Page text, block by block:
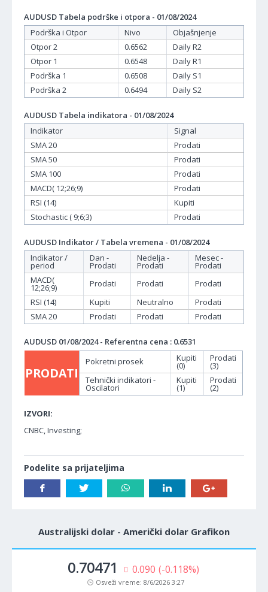
AUDUSD Tabela podrške i otpora - 01/08/2024
Podrška i Otpor
Nivo
Objašnjenje
Otpor 2
0.6562
Daily R2
Otpor 1
0.6548
Daily R1
Podrška 1
0.6508
Daily S1
Podrška 2
0.6494 Daily S2
AUDUSD Tabela indikatora - 01/08/2024
Indikator
Signal
SMA 20
Prodati
SMA 50
Prodati
SMA 100
Prodati
MACD( 12;26;9)
Prodati
RSI (14)
Kupiti
Stochastic ( 9;6;3)
Prodati
AUDUSD Indikator / Tabela vremena - 01/08/2024
Indikator /
period
Dan -
Prodati
Nedelja -
Prodati
Mesec -
Prodati
MACD(
12;26;9) Prodati Prodati
Prodati
RSI (14)
Kupiti Neutralno
Prodati
SMA 20
Prodati Prodati Prodati
AUDUSD 01/08/2024 - Referentna cena : 0.6531
PRODATI
Pokretni prosek Kupiti
(0)
Prodati
(3)
Tehnički indikatori -
Oscilatori
Kupiti
(1)
Prodati
(2)
IZVORI:
CNBC, Investing;
Podelite sa prijateljima
Australijski dolar - Američki dolar Grafikon
0.70471 0.090 (-0.118%)
Osveži vreme: 8/6/2026 3:27